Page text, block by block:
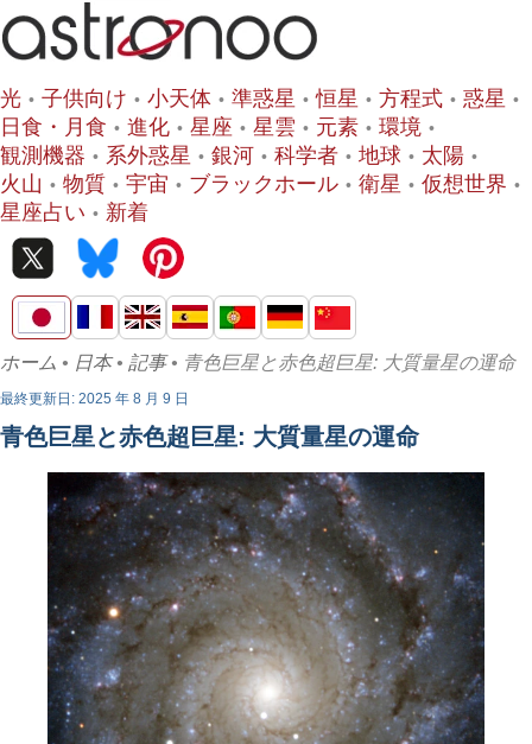
光 子供向け 小天体 準惑星 恒星 方程式
惑星
日食・月食
進化 星座 星雲 元素
環境
観測機器
系外惑星 銀河 科学者 地球
太陽
火山
物質 宇宙 ブラックホール 衛星
仮想世界
星座占い
新着
ホーム • 日本• 記事• 青色巨星と赤色超巨星: 大質量星の運命
最終更新日: 2025 年 8 月 9 日
青色巨星と赤色超巨星: 大質量星の運命